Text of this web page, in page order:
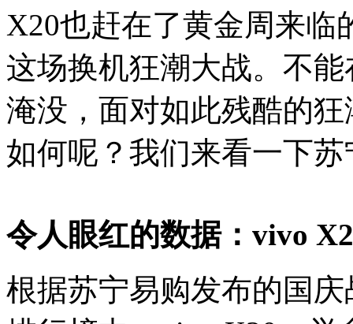
X20也赶在了黄金周来临
这场换机狂潮大战。不
淹没，面对如此残酷的
如何呢？我们来看一下
令人眼红的数据：vivo
根据苏宁易购发布的国